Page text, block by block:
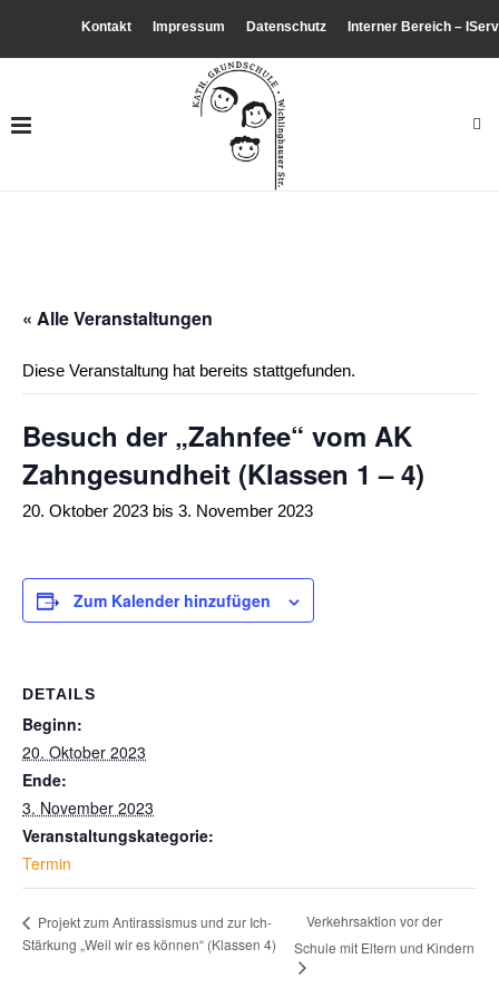
Kontakt Impressum Datenschutz Interner Bereich – IServ
« Alle Veranstaltungen
Diese Veranstaltung hat bereits stattgefunden.
Besuch der „Zahnfee“ vom AK
Zahngesundheit (Klassen 1 – 4)
20. Oktober 2023 bis 3. November 2023
Zum Kalender hinzufügen
DETAILS
Beginn:
20. Oktober 2023
Ende:
3. November 2023
Veranstaltungskategorie:
Termin
Projekt zum Antirassismus und zur Ich-
Stärkung „Weil wir es können“ (Klassen 4)
Verkehrsaktion vor der
Schule mit Eltern und Kindern